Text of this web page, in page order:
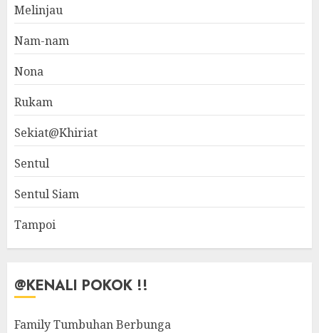
Melinjau
Nam-nam
Nona
Rukam
Sekiat@Khiriat
Sentul
Sentul Siam
Tampoi
@KENALI POKOK !!
Family Tumbuhan Berbunga